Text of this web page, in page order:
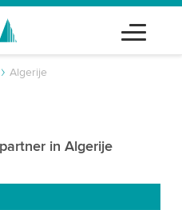
Algerije
in Algerije